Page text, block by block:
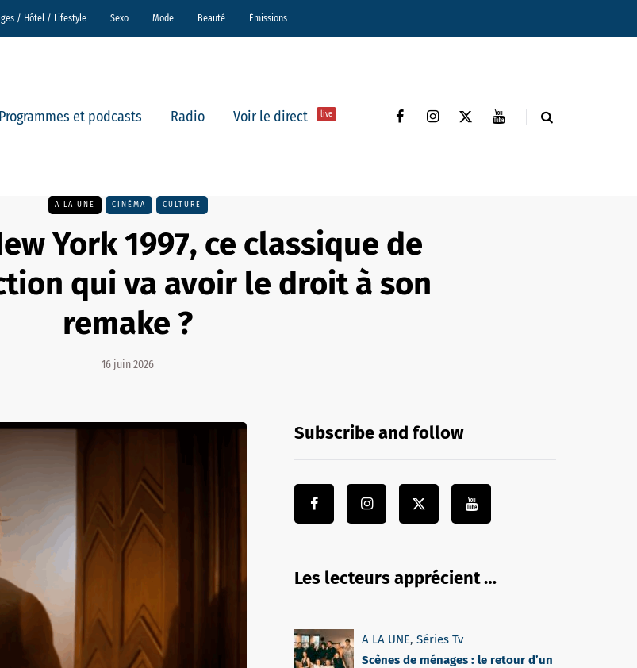
/ Hôtel / Lifestyle Sexo Mode Beauté Émissions
Programmes et podcasts Radio Voir le direct live
A LA UNE CINÉMA CULTURE
York 1997, ce classique de
qui va avoir le droit à son
remake ?
16 juin 2026
Subscribe and follow
Les lecteurs apprécient …
A LA UNE, Séries Tv
Scènes de ménages : le retour d’un